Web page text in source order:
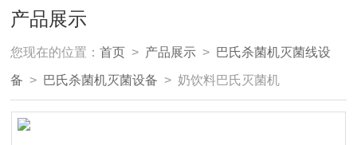
产品展示
您现在的位置：首页 > 产品展示 > 巴氏杀菌机灭菌线设
备 > 巴氏杀菌机灭菌设备 > 奶饮料巴氏灭菌机